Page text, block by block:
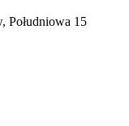
Południowa 15